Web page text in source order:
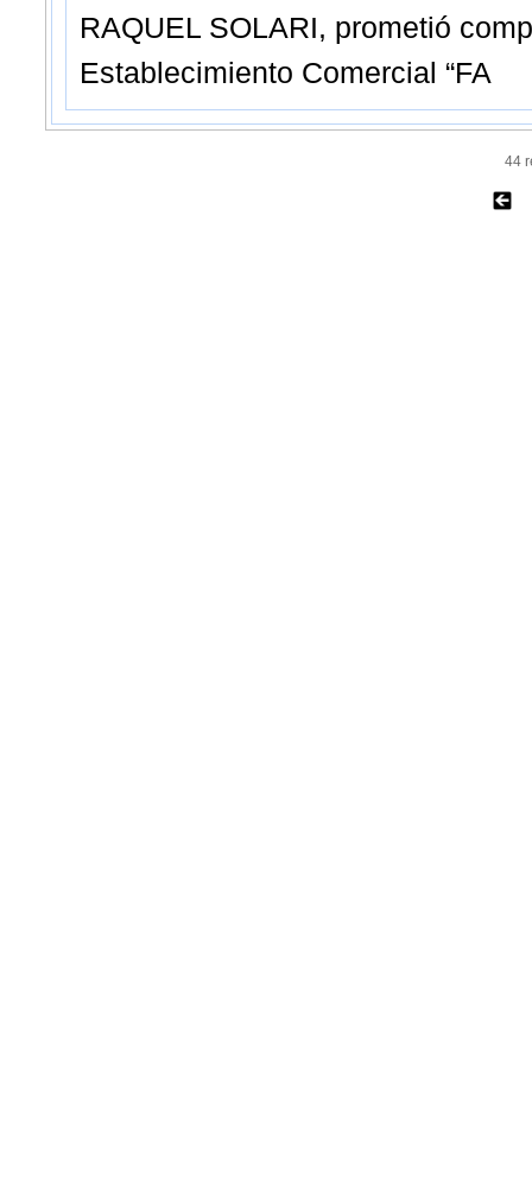
RAQUEL SOLARI, prometió
Establecimiento Comercial “FA
44